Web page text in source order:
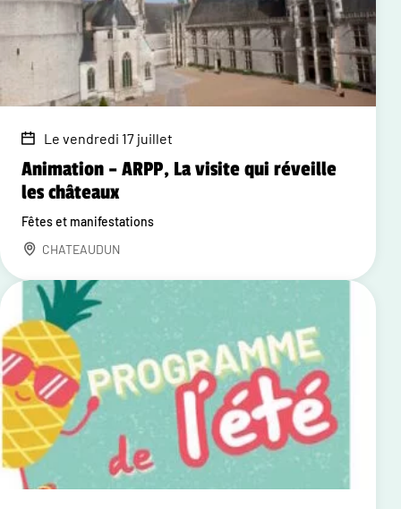
Le vendredi 17 juillet
Animation – ARPP, La visite qui réveille
les châteaux
Fêtes et manifestations
CHATEAUDUN